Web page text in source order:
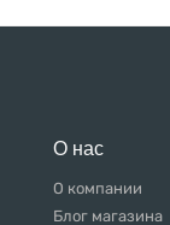
О нас
О компании
Блог магазина